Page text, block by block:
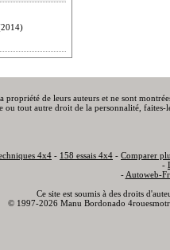
propriété de leurs auteurs et ne sont
ou tout autre droit de la personnalité,
4x4 - 158 essais 4x4 - Comparer
-
- Autoweb-
Ce site est soumis à des droits
© 1997-2026 Manu Bordonado